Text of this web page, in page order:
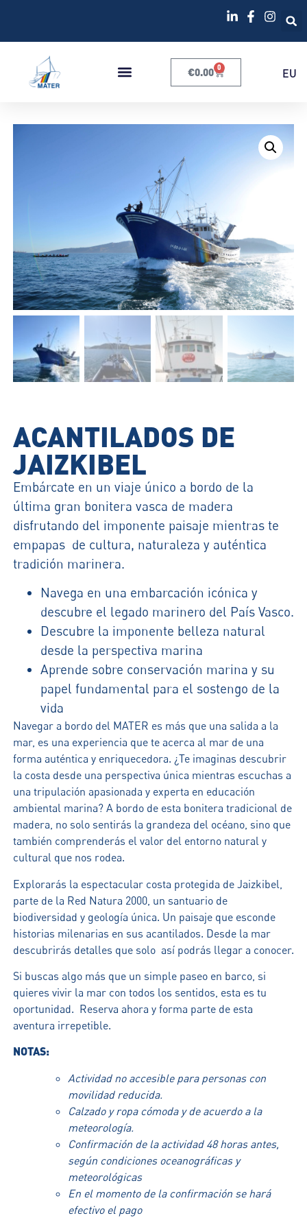
€0.00 0 EU
ACANTILADOS DE
JAIZKIBEL
Embárcate en un viaje único a bordo de la
última gran bonitera vasca de madera
disfrutando del imponente paisaje mientras te
empapas de cultura, naturaleza y auténtica
tradición marinera.
Navega en una embarcación icónica y
descubre el legado marinero del País Vasco.
Descubre la imponente belleza natural
desde la perspectiva marina
Aprende sobre conservación marina y su
papel fundamental para el sostengo de la
vida
Navegar a bordo del MATER es más que una salida a la
mar, es una experiencia que te acerca al mar de una
forma auténtica y enriquecedora. ¿Te imaginas descubrir
la costa desde una perspectiva única mientras escuchas a
una tripulación apasionada y experta en educación
ambiental marina? A bordo de esta bonitera tradicional de
madera, no solo sentirás la grandeza del océano, sino que
también comprenderás el valor del entorno natural y
cultural que nos rodea.
Explorarás la espectacular costa protegida de Jaizkibel,
parte de la Red Natura 2000, un santuario de
biodiversidad y geología única. Un paisaje que esconde
historias milenarias en sus acantilados. Desde la mar
descubrirás detalles que solo así podrás llegar a conocer.
Si buscas algo más que un simple paseo en barco, si
quieres vivir la mar con todos los sentidos, esta es tu
oportunidad. Reserva ahora y forma parte de esta
aventura irrepetible.
NOTAS:
Actividad no accesible para personas con
movilidad reducida.
Calzado y ropa cómoda y de acuerdo a la
meteorología.
Confirmación de la actividad 48 horas antes,
según condiciones oceanográficas y
meteorológicas
En el momento de la confirmación se hará
efectivo el pago